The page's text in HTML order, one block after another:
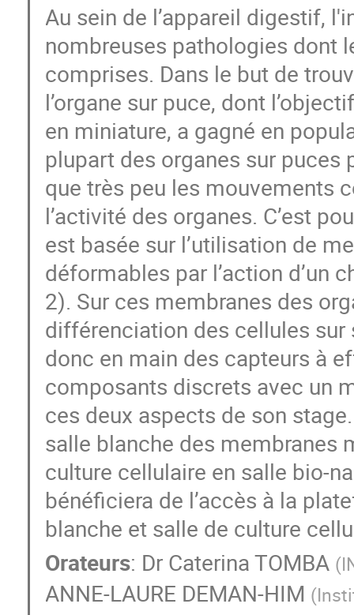
Au sein de l’appareil digestif,
nombreuses pathologies dont
comprises. Dans le but de
l’organe sur puce, dont
en miniature, a gagné en
plupart des organes sur puces
que très peu les mouvements
l’activité des organes. C’est
est basée sur l’utilisation de
déformables par l’action d’un
2). Sur ces membranes des
différenciation des cellules sur
donc en main des capteurs à
composants discrets avec un
ces deux aspects de son
salle blanche des membranes
culture cellulaire en salle bio-
bénéficiera de l’accès à la
blanche et salle de culture
Orateurs: Dr Caterina TOMBA (
ANNE-LAURE DEMAN-HIM (